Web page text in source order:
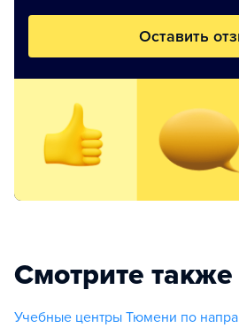
Оставить
Смотрите также
Учебные центры Тюмени по